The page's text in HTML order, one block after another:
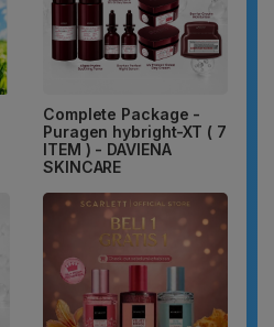
Complete Package -
Puragen hybright-XT ( 7
ITEM ) - DAVIENA
SKINCARE